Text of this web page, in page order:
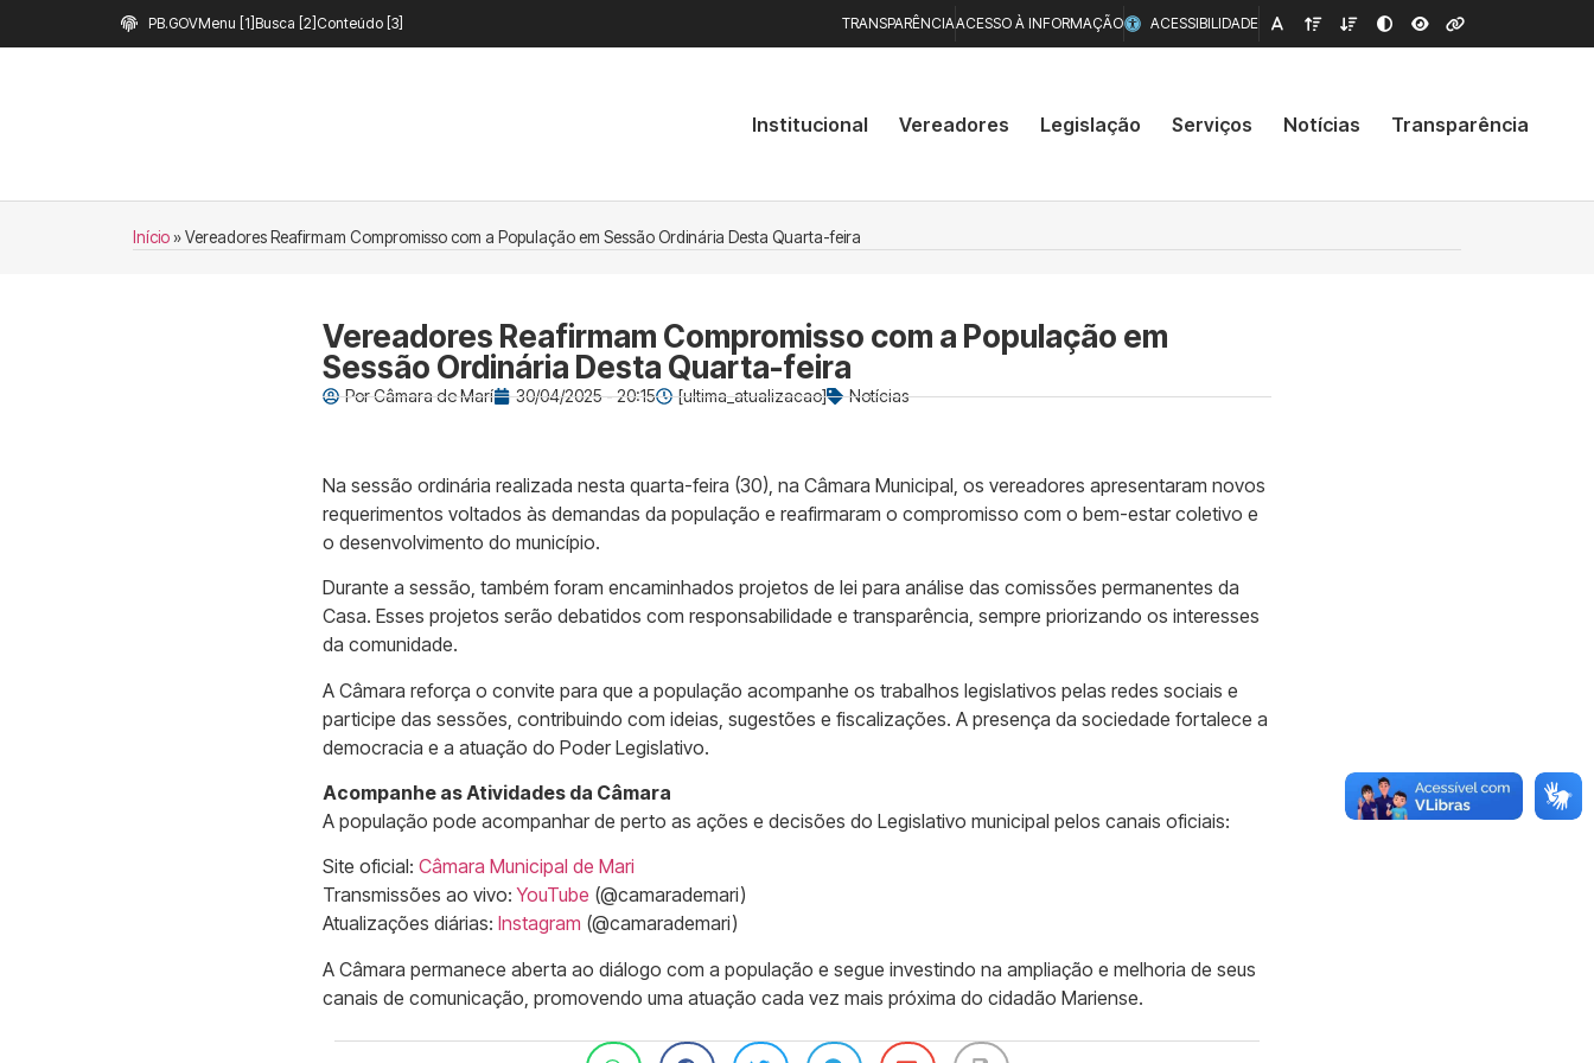
PB.GOVMenu [1] Busca [2] Conteúdo [3] TRANSPARÊNCIAACESSO À INFORMAÇÃO ACESSIBILIDADE
Institucional Vereadores Legislação Serviços Notícias Transparência
Início»Vereadores Reafirmam Compromisso com a População em Sessão Ordinária Desta Quarta-feira
Vereadores Reafirmam Compromisso com a População em
Sessão Ordinária Desta Quarta-feira
PorCâmara de Marí 30/04/2025 - 20:15 [ultima_atualizacao] Notícias
Na sessão ordinária realizada nesta quarta-feira (30), na Câmara Municipal, os vereadores apresentaram novos
requerimentos voltados às demandas da população e reafirmaram o compromisso com o bem-estar coletivo e
o desenvolvimento do município.
Durante a sessão, também foram encaminhados projetos de lei para análise das comissões permanentes da
Casa. Esses projetos serão debatidos com responsabilidade e transparência, sempre priorizando os interesses
da comunidade.
A Câmara reforça o convite para que a população acompanhe os trabalhos legislativos pelas redes sociais e
participe das sessões, contribuindo com ideias, sugestões e fiscalizações. A presença da sociedade fortalece a
democracia e a atuação do Poder Legislativo.
Acompanhe as Atividades da Câmara
A população pode acompanhar de perto as ações e decisões do Legislativo municipal pelos canais oficiais:
Site oficial: Câmara Municipal de Mari
Transmissões ao vivo:YouTube (@camarademari)
Atualizações diárias: Instagram (@camarademari)
A Câmara permanece aberta ao diálogo com a população e segue investindo na ampliação e melhoria de seus
canais de comunicação, promovendo uma atuação cada vez mais próxima do cidadão Mariense.